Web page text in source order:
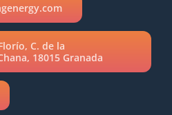
C. de la
18015 Granada